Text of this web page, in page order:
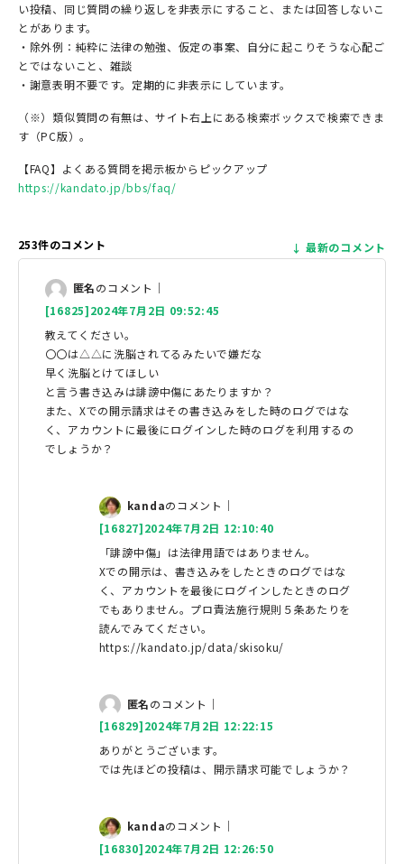
い投稿、同じ質問の繰り返しを非表示にすること、または回答しないこ
とがあります。
・除外例：純粋に法律の勉強、仮定の事案、自分に起こりそうな心配ご
とではないこと、雑談
・謝意表明不要です。定期的に非表示にしています。
（※）類似質問の有無は、サイト右上にある検索ボックスで検索できま
す（PC版）。
【FAQ】よくある質問を掲示板からピックアップ
https://kandato.jp/bbs/faq/
253件のコメント 最新のコメント
匿名のコメント｜
[16825]2024年7月2日 09:52:45
教えてください。
〇〇は△△に洗脳されてるみたいで嫌だな
早く洗脳とけてほしい
と言う書き込みは誹謗中傷にあたりますか？
また、Xでの開示請求はその書き込みをした時のログではな
く、アカウントに最後にログインした時のログを利用するの
でしょうか？
kandaのコメント｜
[16827]2024年7月2日 12:10:40
「誹謗中傷」は法律用語ではありません。
Xでの開示は、書き込みをしたときのログではな
く、アカウントを最後にログインしたときのログ
でもありません。プロ責法施行規則５条あたりを
読んでみてください。
https://kandato.jp/data/skisoku/
匿名のコメント｜
[16829]2024年7月2日 12:22:15
ありがとうございます。
では先ほどの投稿は、開示請求可能でしょうか？
kandaのコメント｜
[16830]2024年7月2日 12:26:50